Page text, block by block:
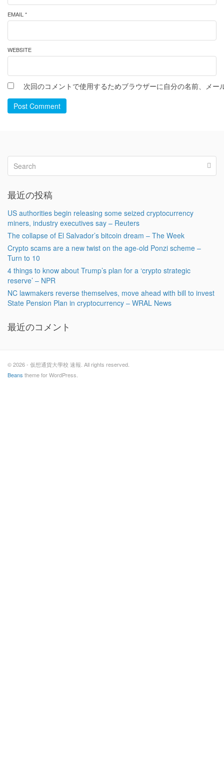
EMAIL *
WEBSITE
次回のコメントで使用するためブラウザーに自分の名前、メー
Post Comment
最近の投稿
US authorities begin releasing some seized cryptocurrency
miners, industry executives say – Reuters
The collapse of El Salvador’s bitcoin dream – The Week
Crypto scams are a new twist on the age-old Ponzi scheme –
Turn to 10
4 things to know about Trump’s plan for a ‘crypto strategic
reserve’ – NPR
NC lawmakers reverse themselves, move ahead with bill to invest
State Pension Plan in cryptocurrency – WRAL News
最近のコメント
© 2026 - 仮想通貨大學校 速報. All rights reserved.
Beans theme for WordPress.